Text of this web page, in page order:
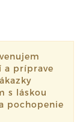
a príprave
s láskou
pochopenie